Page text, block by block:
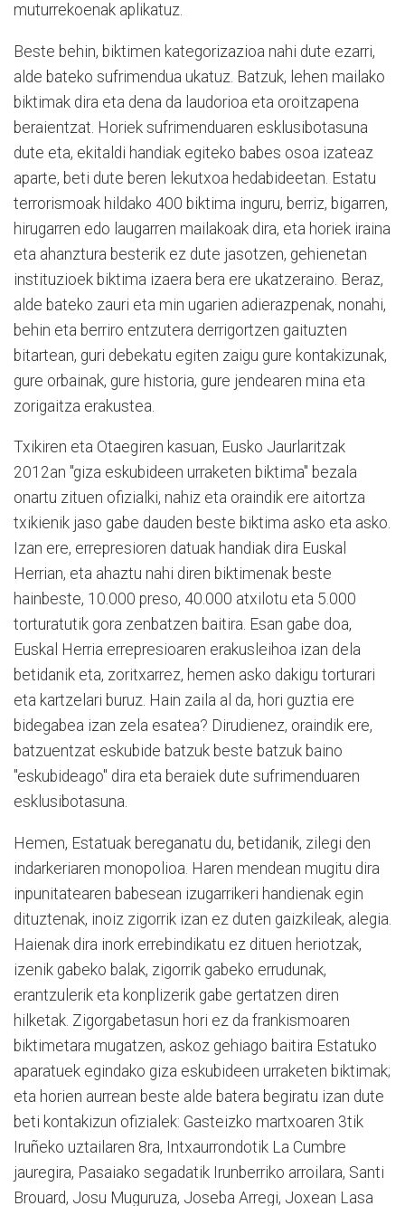
muturrekoenak aplikatuz.
Beste behin, biktimen kategorizazioa nahi dute ezarri,
alde bateko sufrimendua ukatuz. Batzuk, lehen mailako
biktimak dira eta dena da laudorioa eta oroitzapena
beraientzat. Horiek sufrimenduaren esklusibotasuna
dute eta, ekitaldi handiak egiteko babes osoa izateaz
aparte, beti dute beren lekutxoa hedabideetan. Estatu
terrorismoak hildako 400 biktima inguru, berriz, bigarren,
hirugarren edo laugarren mailakoak dira, eta horiek iraina
eta ahanztura besterik ez dute jasotzen, gehienetan
instituzioek biktima izaera bera ere ukatzeraino. Beraz,
alde bateko zauri eta min ugarien adierazpenak, nonahi,
behin eta berriro entzutera derrigortzen gaituzten
bitartean, guri debekatu egiten zaigu gure kontakizunak,
gure orbainak, gure historia, gure jendearen mina eta
zorigaitza erakustea.
Txikiren eta Otaegiren kasuan, Eusko Jaurlaritzak
2012an "giza eskubideen urraketen biktima" bezala
onartu zituen ofizialki, nahiz eta oraindik ere aitortza
txikienik jaso gabe dauden beste biktima asko eta asko.
Izan ere, errepresioren datuak handiak dira Euskal
Herrian, eta ahaztu nahi diren biktimenak beste
hainbeste, 10.000 preso, 40.000 atxilotu eta 5.000
torturatutik gora zenbatzen baitira. Esan gabe doa,
Euskal Herria errepresioaren erakusleihoa izan dela
betidanik eta, zoritxarrez, hemen asko dakigu torturari
eta kartzelari buruz. Hain zaila al da, hori guztia ere
bidegabea izan zela esatea? Dirudienez, oraindik ere,
batzuentzat eskubide batzuk beste batzuk baino
"eskubideago" dira eta beraiek dute sufrimenduaren
esklusibotasuna.
Hemen, Estatuak bereganatu du, betidanik, zilegi den
indarkeriaren monopolioa. Haren mendean mugitu dira
inpunitatearen babesean izugarrikeri handienak egin
dituztenak, inoiz zigorrik izan ez duten gaizkileak, alegia.
Haienak dira inork errebindikatu ez dituen heriotzak,
izenik gabeko balak, zigorrik gabeko errudunak,
erantzulerik eta konplizerik gabe gertatzen diren
hilketak. Zigorgabetasun hori ez da frankismoaren
biktimetara mugatzen, askoz gehiago baitira Estatuko
aparatuek egindako giza eskubideen urraketen biktimak;
eta horien aurrean beste alde batera begiratu izan dute
beti kontakizun ofizialek: Gasteizko martxoaren 3tik
Iruñeko uztailaren 8ra, Intxaurrondotik La Cumbre
jauregira, Pasaiako segadatik Irunberriko arroilara, Santi
Brouard, Josu Muguruza, Joseba Arregi, Joxean Lasa